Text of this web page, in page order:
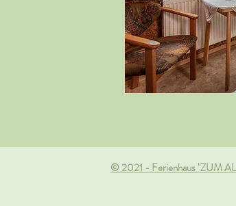
© 2021 - Ferienhaus "ZUM